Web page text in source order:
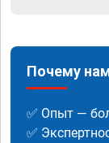
Почему
✅ Опыт —
✅